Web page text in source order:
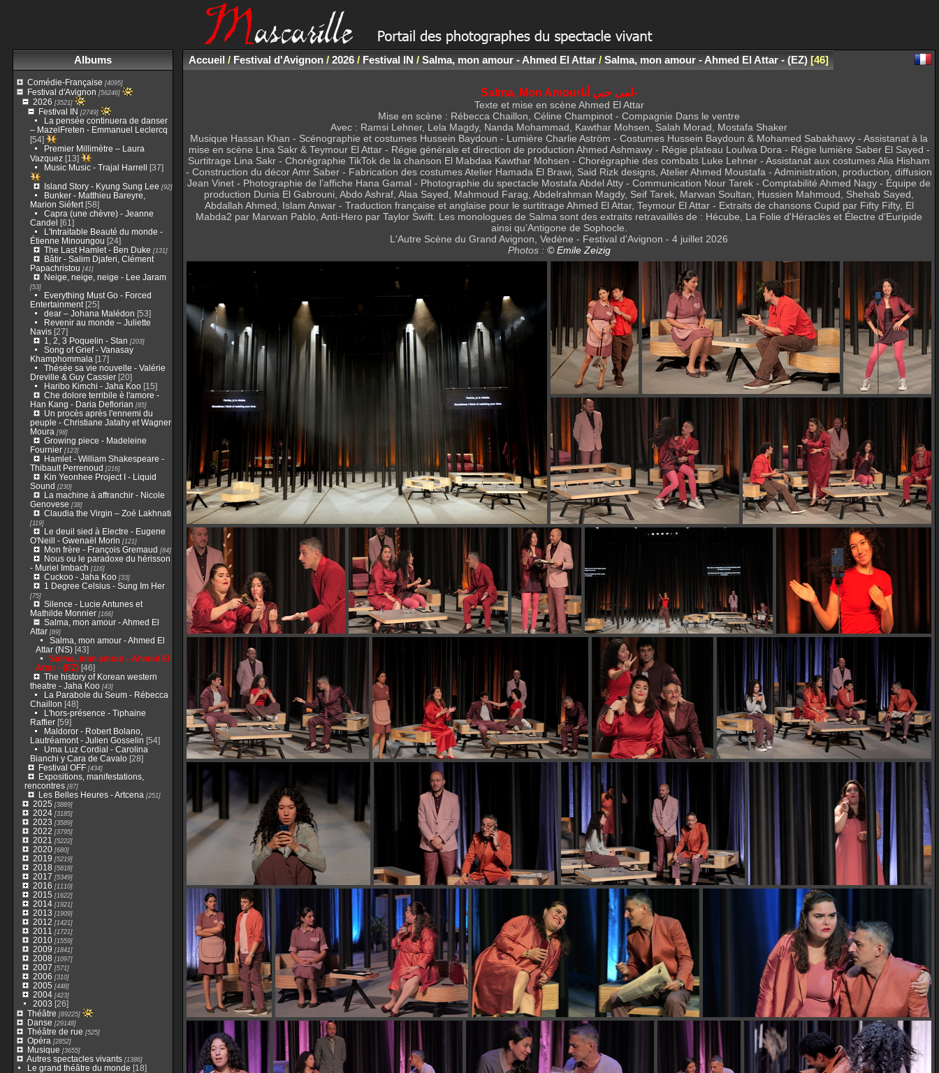
Albums
Comédie-Française [4095]
Festival d'Avignon [56246]
2026 [3521]
Festival IN [2749]
La pensée continuera de danser
– MazelFreten - Emmanuel Leclercq
[54]
Premier Millimètre – Laura
Vazquez[13]
Music Music - Trajal Harrell [37]
Island Story - Kyung Sung Lee [92]
Bunker - Matthieu Bareyre,
Marion Siéfert[58]
Capra (une chèvre) - Jeanne
Candel [61]
L'Intraitable Beauté du monde -
Étienne Minoungou [24]
The Last Hamlet - Ben Duke [131]
Bâtir - Salim Djaferi, Clément
Papachristou [41]
Neige, neige, neige - Lee Jaram
[53]
Everything Must Go - Forced
Entertainment[25]
dear – Johana Malédon [53]
Revenir au monde – Juliette
Navis[27]
1, 2, 3 Poquelin - Stan [203]
Song of Grief - Vanasay
Khamphommala [17]
Thésée sa vie nouvelle - Valérie
Dreville & Guy Cassier[20]
Haribo Kimchi - Jaha Koo[15]
Che dolore terribile è l'amore -
Han Kang - Daria Deflorian [85]
Un procès après l'ennemi du
peuple - Christiane Jatahy et Wagner
Moura [98]
Growing piece - Madeleine
Fournier[123]
Hamlet - William Shakespeare -
Thibault Perrenoud [216]
Kin Yeonhee Project I - Liquid
Sound [230]
La machine à affranchir - Nicole
Genovese [38]
Claudia the Virgin – Zoé Lakhnati
[119]
Le deuil sied à Electre - Eugene
O'Neill - Gwenaël Morin [121]
Mon frère - François Gremaud [84]
Nous ou le paradoxe du hérisson
- Muriel Imbach [116]
Cuckoo - Jaha Koo[33]
1 Degree Celsius - Sung Im Her
[75]
Silence - Lucie Antunes et
Mathilde Monnier[166]
Salma, mon amour - Ahmed El
Attar[89]
Salma, mon amour - Ahmed El
Attar (NS)[43]
Salma, mon amour - Ahmed El
Attar - (EZ)[46]
The history of Korean western
theatre - Jaha Koo[43]
La Parabole du Seum - Rébecca
Chaillon [48]
L'hors-présence - Tiphaine
Raffier[59]
Maldoror - Robert Bolano,
Lautréamont - Julien Gosselin [54]
Uma Luz Cordial - Carolina
Bianchi y Cara de Cavalo[28]
Festival OFF[434]
Expositions, manifestations,
rencontres[87]
Les Belles Heures - Artcena [251]
2025 [3889]
2024[3185]
2023 [3589]
2022 [3795]
2021 [5222]
2020[680]
2019 [5219]
2018 [5818]
2017 [5349]
2016 [1110]
2015 [1622]
2014[1921]
2013 [1909]
2012 [1421]
2011 [1721]
2010[1559]
2009 [1841]
2008 [1097]
2007 [571]
2006 [310]
2005 [448]
2004[423]
2003 [26]
Théâtre [89225]
Danse [29148]
Théâtre de rue [525]
Opéra [2852]
Musique [3655]
Autres spectacles vivants[1386]
Le grand théâtre du monde [18]
Accueil/ Festival d'Avignon/ 2026/ Festival IN / Salma, mon amour - Ahmed El Attar/ Salma, mon amour - Ahmed El Attar - (EZ) 46
Salma, Mon Amourلمى حبي أنا-
Texte et mise en scène Ahmed El Attar
Mise en scène : Rébecca Chaillon, Céline Champinot - Compagnie Dans le ventre
Avec : Ramsi Lehner, Lela Magdy, Nanda Mohammad, Kawthar Mohsen, Salah Morad, Mostafa Shaker
Musique Hassan Khan - Scénographie et costumes Hussein Baydoun - Lumière Charlie Aström - Costumes Hussein Baydoun & Mohamed Sabakhawy - Assistanat à la
mise en scène Lina Sakr & Teymour El Attar - Régie générale et direction de production Ahmed Ashmawy - Régie plateau Loulwa Dora - Régie lumière Saber El Sayed -
Surtitrage Lina Sakr - Chorégraphie TikTok de la chanson El Mabdaa Kawthar Mohsen - Chorégraphie des combats Luke Lehner - Assistanat aux costumes Alia Hisham
- Construction du décor Amr Saber - Fabrication des costumes Atelier Hamada El Brawi, Said Rizk designs, Atelier Ahmed Moustafa - Administration, production, diffusion
Jean Vinet - Photographie de l’affiche Hana Gamal - Photographie du spectacle Mostafa Abdel Atty - Communication Nour Tarek - Comptabilité Ahmed Nagy - Équipe de
production Dunia El Gabrouni, Abdo Ashraf, Alaa Sayed, Mahmoud Farag, Abdelrahman Magdy, Seif Tarek, Marwan Soultan, Hussien Mahmoud, Shehab Sayed,
Abdallah Ahmed, Islam Anwar - Traduction française et anglaise pour le surtitrage Ahmed El Attar, Teymour El Attar - Extraits de chansons Cupid par Fifty Fifty, El
Mabda2 par Marwan Pablo, Anti-Hero par Taylor Swift. Les monologues de Salma sont des extraits retravaillés de : Hécube, La Folie d'Héraclès et Électre d'Euripide
ainsi qu’Antigone de Sophocle.
L'Autre Scène du Grand Avignon, Vedène - Festival d'Avignon - 4 juillet 2026
Photos : © Emile Zeizig